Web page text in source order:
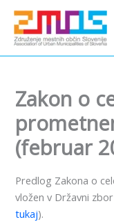
content
Preskoči
vsebino
Zakon o
(februar
Predlog Zakona o
vložen v Državni
tukaj).